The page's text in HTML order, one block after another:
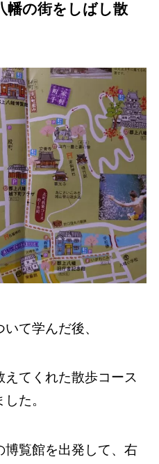
幡の街をしばし散
て学んだ後、
てくれた散歩コース
た。
博覧館を出発して、右